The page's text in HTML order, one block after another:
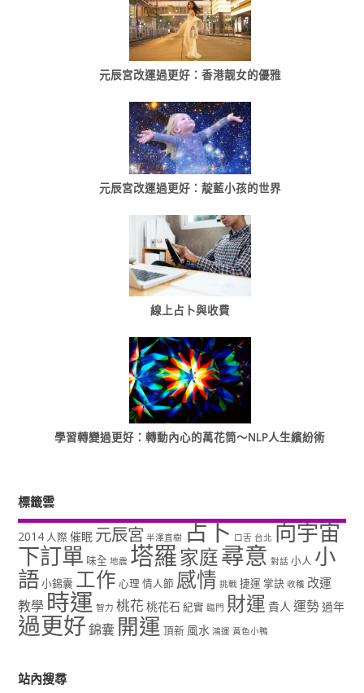
元辰宮改運過更好：香港靓女的優雅
元辰宮改運過更好：靛藍小孩的世界
線上占卜與收費
學習轉變過更好：轉動內心的萬花筒～NLP人生繽紛術
標籤雲
2014 人際 催眠 元辰宮 半澤直樹 占卜 口舌 台北 向宇宙
下訂單 味全 地震 塔羅家庭尋意 對話 小人 小
語小錦囊 工作 心理 情人節 感情 挑戰 捷運 掌訣 收穫 改運
教學 時運 智力 桃花 桃花石 紀實 臨門 財運 貴人 運勢過年
過更好錦囊 開運 頂新 風水 鴻運 黃色小鴨
站內搜尋